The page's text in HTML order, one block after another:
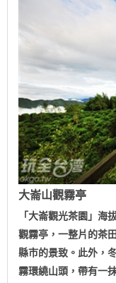
大崙山觀霧亭
「大崙觀光茶園」海
觀霧亭，一整片的茶
縣市的景致。此外，
霧環繞山頭，帶有一